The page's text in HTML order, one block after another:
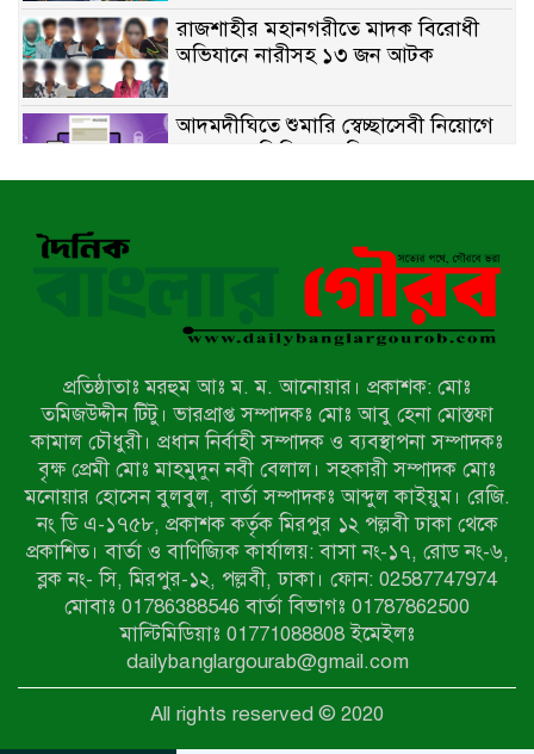
রাজশাহীর মহানগরীতে মাদক বিরোধী
অভিযানে নারীসহ ১৩ জন আটক
আদমদীঘিতে শুমারি স্বেচ্ছাসেবী নিয়োগে
যোগ্যতার ভিত্তিতে তালিকা প্রকাশ;
নির্বাচিতদের আ.লীগ ট্যাগে প্রচারণা
নেওয়ার হুমকি দিলেন দোড়া মাদরাসার
পরিচয় দেওয়া সভাপতি
উখিয়ায় বিজিবির অভিযানে ৪০ হাজার
ইয়াবাসহ যুবক আটক
পোরশায় ৭ মাসে ১৯ জনের অপমৃত্যু,
শীর্ষে আত্মহত্যা
হিন্দু বৌদ্ধ খ্রিস্টান কল্যাণ ফ্রন্টের
নীলফামারী কমিটি নিয়ে প্রশ্ন, প্রতিবাদে
সদস্য সচিব
দরিয়ানগরে প্যারাসেইলিং দুর্ঘটনায় পর্যটক
নিহত: হত্যা মামলার প্রধান আসামি ঢাকায়
র‌্যাবের জালে
আদাচাকী দক্ষিণপাড়া ফ্রেন্ডস ক্লাবের
আয়োজনে ফুটবল টুর্নামেন্টের ফাইনাল
প্রতিষ্ঠাতাঃ মরহুম আঃ ম. ম. আনোয়ার। প্রকাশক: মোঃ
তমিজউদ্দীন টিটু। ভারপ্রাপ্ত সম্পাদকঃ মোঃ আবু হেনা মোস্তফা
কামাল চৌধুরী। প্রধান নির্বাহী সম্পাদক ও ব্যবস্থাপনা সম্পাদকঃ
বৃক্ষ প্রেমী মোঃ মাহমুদুন নবী বেলাল। সহকারী সম্পাদক মোঃ
মনোয়ার হোসেন বুলবুল, বার্তা সম্পাদকঃ আব্দুল কাইয়ুম। রেজি.
নং ডি এ-১৭৫৮, প্রকাশক কর্তৃক মিরপুর ১২ পল্লবী ঢাকা থেকে
প্রকাশিত। বার্তা ও বাণিজ্যিক কার্যালয়: বাসা নং-১৭, রোড নং-৬,
ব্লক নং- সি, মিরপুর-১২, পল্লবী, ঢাকা। ফোন: 02587747974
মোবাঃ 01786388546 বার্তা বিভাগঃ 01787862500
মাল্টিমিডিয়াঃ 01771088808 ইমেইলঃ
dailybanglargourab@gmail.com
All rights reserved © 2020